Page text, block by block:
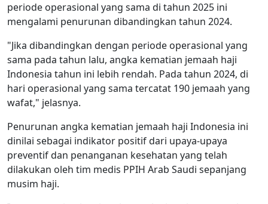
periode operasional yang sama di tahun 2025 ini
mengalami penurunan dibandingkan tahun 2024.
"Jika dibandingkan dengan periode operasional yang
sama pada tahun lalu, angka kematian jemaah haji
Indonesia tahun ini lebih rendah. Pada tahun 2024, di
hari operasional yang sama tercatat 190 jemaah yang
wafat," jelasnya.
Penurunan angka kematian jemaah haji Indonesia ini
dinilai sebagai indikator positif dari upaya-upaya
preventif dan penanganan kesehatan yang telah
dilakukan oleh tim medis PPIH Arab Saudi sepanjang
musim haji.